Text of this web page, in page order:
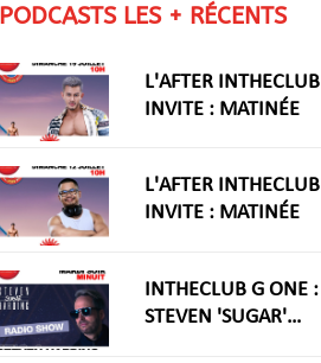
PODCASTS LES + RÉCENTS
L'AFTER INTHECLUB
INVITE : MATINÉE
L'AFTER INTHECLUB
INVITE : MATINÉE
INTHECLUB G ONE :
STEVEN 'SUGAR'